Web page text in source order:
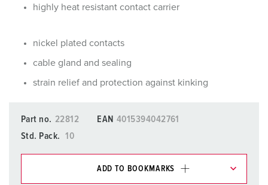
highly heat resistant contact carrier
nickel plated contacts
cable gland and sealing
strain relief and protection against kinking
Part no. 22812 EAN 4015394042761
Std. Pack.
10
ADD TO BOOKMARKS